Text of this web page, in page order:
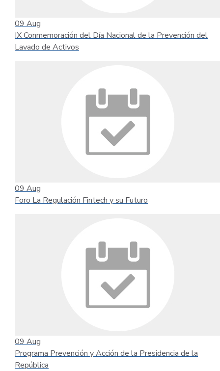
09 Aug
IX Conmemoración del Día Nacional de la Prevención del
Lavado de Activos
09 Aug
Foro La Regulación Fintech y su Futuro
09 Aug
Programa Prevención y Acción de la Presidencia de la
República